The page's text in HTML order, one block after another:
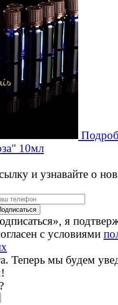
10мл
и узнавайте о
я
с условиями
Теперь мы будем
?